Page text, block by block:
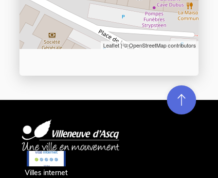
Leaflet| ©OpenStreetMapcontributors
Re
m
on
e
en hau
Villes internet